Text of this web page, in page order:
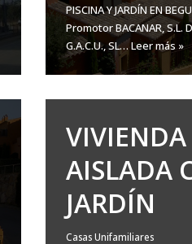
PISCINA Y JARDÍN EN
Promotor BACANAR, S.L.
G.A.C.U., SL… Leer más »
AISLADA
JARDÍN
Casas Unifamiliares